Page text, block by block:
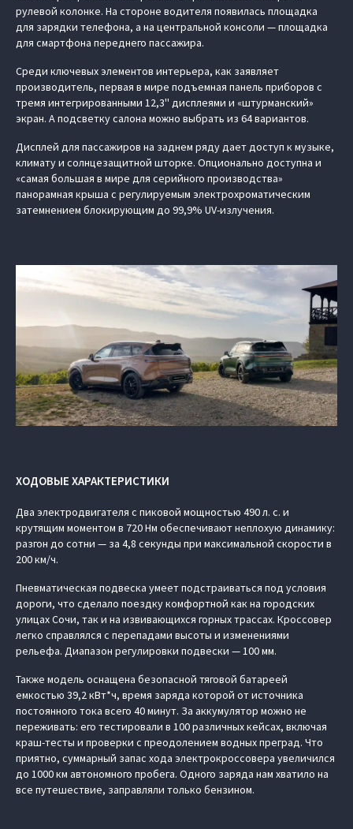
рулевой колонке. На стороне водителя появилась площадка
для зарядки телефона, а на центральной консоли — площадка
для смартфона переднего пассажира.
Среди ключевых элементов интерьера, как заявляет
производитель, первая в мире подъемная панель приборов с
тремя интегрированными 12,3'' дисплеями и «штурманский»
экран. А подсветку салона можно выбрать из 64 вариантов.
Дисплей для пассажиров на заднем ряду дает доступ к музыке,
климату и солнцезащитной шторке. Опционально доступна и
«самая большая в мире для серийного производства»
панорамная крыша с регулируемым электрохроматическим
затемнением блокирующим до 99,9% UV-излучения.
ХОДОВЫЕ ХАРАКТЕРИСТИКИ
Два электродвигателя с пиковой мощностью 490 л. с. и
крутящим моментом в 720 Нм обеспечивают неплохую динамику:
разгон до сотни — за 4,8 секунды при максимальной скорости в
200 км/ч.
Пневматическая подвеска умеет подстраиваться под условия
дороги, что сделало поездку комфортной как на городских
улицах Сочи, так и на извивающихся горных трассах. Кроссовер
легко справлялся с перепадами высоты и изменениями
рельефа. Диапазон регулировки подвески — 100 мм.
Также модель оснащена безопасной тяговой батареей
емкостью 39,2 кВт*ч, время заряда которой от источника
постоянного тока всего 40 минут. За аккумулятор можно не
переживать: его тестировали в 100 различных кейсах, включая
краш-тесты и проверки с преодолением водных преград. Что
приятно, суммарный запас хода электрокроссовера увеличился
до 1000 км автономного пробега. Одного заряда нам хватило на
все путешествие, заправляли только бензином.